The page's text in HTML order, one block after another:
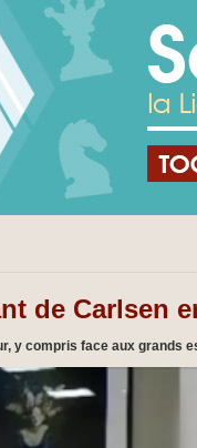
de Carlsen
y compris face aux grands